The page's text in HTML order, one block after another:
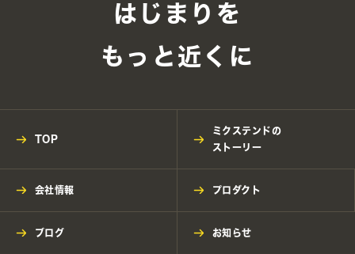
はじまりを
もっと近くに
TOP
ミクステンドの
ストーリー
会社情報 プロダクト
ブログ お知らせ